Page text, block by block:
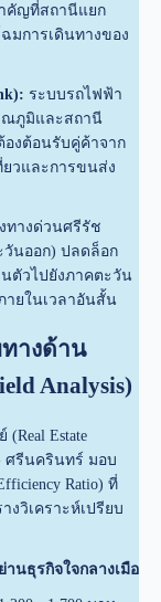
คัญที่สถานีแยก
มการเดินทางของ
ระบบรถไฟฟ้า
ณภูมิและสถานี
งต้อนรับคู่ค้าจาก
ยวและการขนส่ง
ทางด่วนศรีรัช
นออก) ปลดล็อก
ตัวไปยังภาคตะวัน
ายในเวลาอันสั้น
างด้าน
Analysis)
Estate
ศรีนครินทร์ มอบ
Ratio) ที่
งวิเคราะห์เปรียบ
ย่านธุรกิจใจกลางเมือง